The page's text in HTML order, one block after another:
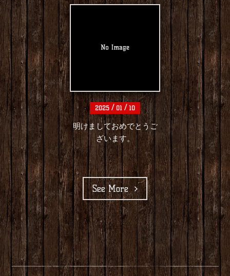
2025 / 01 / 10
明けましておめでとうご
ざいます。
See More